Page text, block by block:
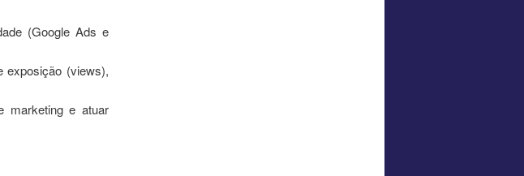
(Google Ads e
exposição (views),
marketing e atuar